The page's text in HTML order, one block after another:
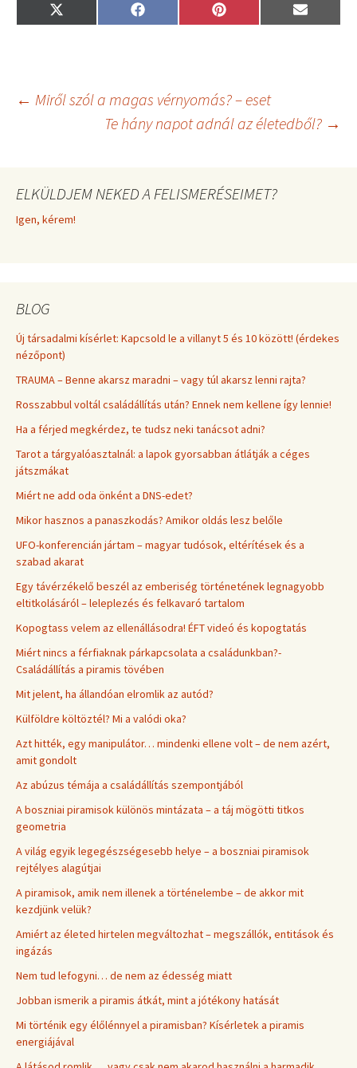
Share
on
X
(
t
e
Share
on
F
a
k
Share
on
P
i
e
s
t
Share
on
E
m
Bejegyzés
← Miről szól a magas vérnyomás? – eset
Te hány napot adnál az életedből? →
ELKÜLDJEM NEKED A FELISMERÉSEIMET?
Igen, kérem!
BLOG
Új társadalmi kísérlet: Kapcsold le a villanyt 5 és 10 között! (érdekes
nézőpont)
TRAUMA – Benne akarsz maradni – vagy túl akarsz lenni rajta?
Rosszabbul voltál családállítás után? Ennek nem kellene így lennie!
Ha a férjed megkérdez, te tudsz neki tanácsot adni?
Tarot a tárgyalóasztalnál: a lapok gyorsabban átlátják a céges
játszmákat
Miért ne add oda önként a DNS-edet?
Mikor hasznos a panaszkodás? Amikor oldás lesz belőle
UFO-konferencián jártam – magyar tudósok, eltérítések és a
szabad akarat
Egy távérzékelő beszél az emberiség történetének legnagyobb
eltitkolásáról – leleplezés és felkavaró tartalom
Kopogtass velem az ellenállásodra! ÉFT videó és kopogtatás
Miért nincs a férfiaknak párkapcsolata a családunkban?-
Családállítás a piramis tövében
Mit jelent, ha állandóan elromlik az autód?
Külföldre költöztél? Mi a valódi oka?
Azt hitték, egy manipulátor… mindenki ellene volt – de nem azért,
amit gondolt
Az abúzus témája a családállítás szempontjából
A boszniai piramisok különös mintázata – a táj mögötti titkos
geometria
A világ egyik legegészségesebb helye – a boszniai piramisok
rejtélyes alagútjai
A piramisok, amik nem illenek a történelembe – de akkor mit
kezdjünk velük?
Amiért az életed hirtelen megváltozhat – megszállók, entitások és
ingázás
Nem tud lefogyni… de nem az édesség miatt
Jobban ismerik a piramis átkát, mint a jótékony hatását
Mi történik egy élőlénnyel a piramisban? Kísérletek a piramis
energiájával